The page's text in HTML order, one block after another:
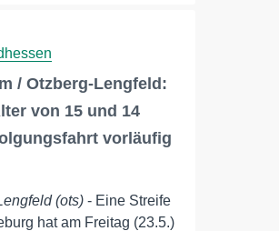
/ Otzberg-Lengfeld:
von 15 und 14
vorläufig
(ots) - Eine Streife
hat am Freitag (23.5.)